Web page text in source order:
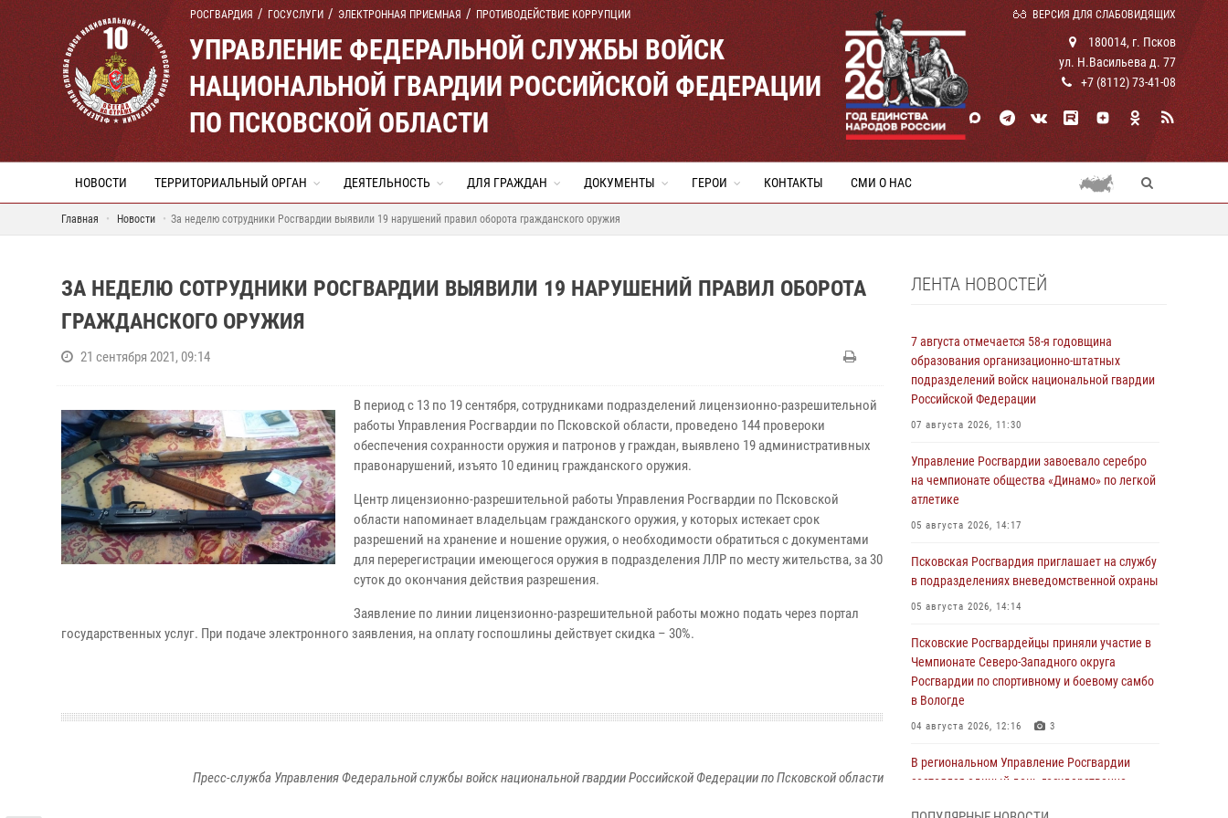
РОСГВАРДИЯ ГОСУСЛУГИ ЭЛЕКТРОННАЯ ПРИЕМНАЯ ПРОТИВОДЕЙСТВИЕ КОРРУПЦИИ ВЕРСИЯ ДЛЯ СЛАБОВИДЯЩИХ
УПРАВЛЕНИЕ ФЕДЕРАЛЬНОЙ СЛУЖБЫ ВОЙСК
НАЦИОНАЛЬНОЙ ГВАРДИИ РОССИЙСКОЙ ФЕДЕРАЦИИ
ПО ПСКОВСКОЙ ОБЛАСТИ
180014, г. Псков
ул. Н.Васильева д. 77
+7 (8112) 73-41-08
НОВОСТИ ТЕРРИТОРИАЛЬНЫЙ ОРГАН ДЕЯТЕЛЬНОСТЬ ДЛЯ ГРАЖДАН ДОКУМЕНТЫ ГЕРОИ КОНТАКТЫ СМИ О НАС
Главная Новости За неделю сотрудники Росгвардии выявили 19 нарушений правил оборота гражданского оружия
ЗА НЕДЕЛЮ СОТРУДНИКИ РОСГВАРДИИ ВЫЯВИЛИ 19 НАРУШЕНИЙ ПРАВИЛ ОБОРОТА
ГРАЖДАНСКОГО ОРУЖИЯ
21 сентября 2021, 09:14
В период с 13 по 19 сентября, сотрудниками подразделений лицензионно-разрешительной
работы Управления Росгвардии по Псковской области, проведено 144 провероки
обеспечения сохранности оружия и патронов у граждан, выявлено 19 административных
правонарушений, изъято 10 единиц гражданского оружия.
Центр лицензионно-разрешительной работы Управления Росгвардии по Псковской
области напоминает владельцам гражданского оружия, у которых истекает срок
разрешений на хранение и ношение оружия, о необходимости обратиться с документами
для перерегистрации имеющегося оружия в подразделения ЛЛР по месту жительства, за 30
суток до окончания действия разрешения.
Заявление по линии лицензионно-разрешительной работы можно подать через портал
государственных услуг. При подаче электронного заявления, на оплату госпошлины действует скидка – 30%.
Пресс-служба Управления Федеральной службы войск национальной гвардии Российской Федерации по Псковской области
ЛЕНТА НОВОСТЕЙ
7 августа отмечается 58-я годовщина
образования организационно-штатных
подразделений войск национальной гвардии
Российской Федерации
07 августа 2026, 11:30
Управление Росгвардии завоевало серебро
на чемпионате общества «Динамо» по легкой
атлетике
05 августа 2026, 14:17
Псковская Росгвардия приглашает на службу
в подразделениях вневедомственной охраны
05 августа 2026, 14:14
Псковские Росгвардейцы приняли участие в
Чемпионате Северо-Западного округа
Росгвардии по спортивному и боевому самбо
в Вологде
04 августа 2026, 12:16 3
В региональном Управление Росгвардии
состоялся единый день государственно-